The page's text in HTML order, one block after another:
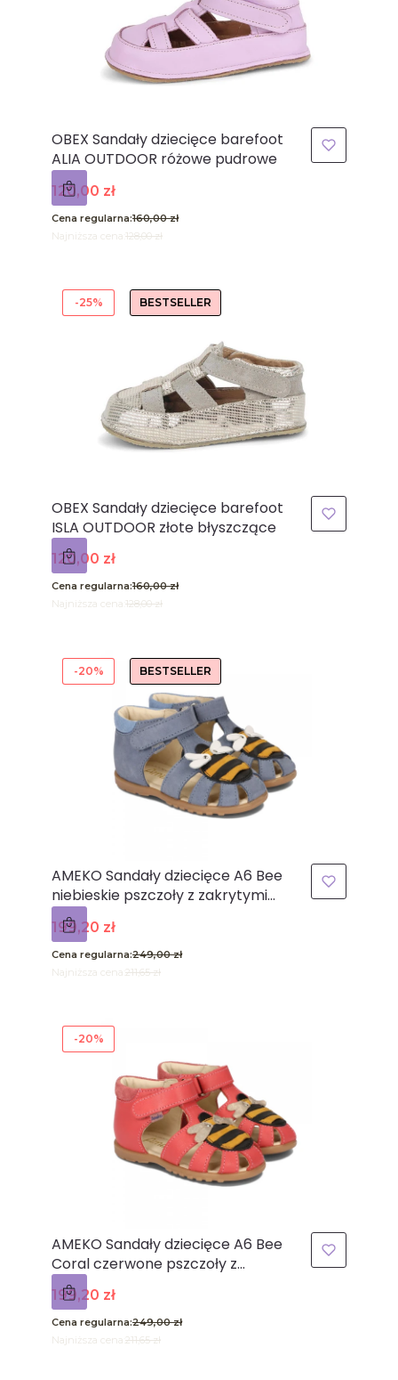
OBEX Sandały dziecięce barefoot
ALIA OUTDOOR różowe pudrowe
Cena promocyjna
120,00 zł
Cena regularna:160,00 zł
Najniższa cena: 128,00 zł
BESTSELLER
OBEX Sandały dziecięce barefoot
ISLA OUTDOOR złote błyszczące
Cena promocyjna
120,00 zł
Cena regularna:160,00 zł
-25%
Najniższa cena: 128,00 zł
BESTSELLER
AMEKO Sandały dziecięce A6 Bee
niebieskie pszczoły z zakrytymi
palcami
Cena promocyjna
199,20 zł
Cena regularna:249,00 zł
-20%
Najniższa cena: 211,65 zł
AMEKO Sandały dziecięce A6 Bee
Coral czerwone pszczoły z
zakrytymi palcami
Cena promocyjna
199,20 zł
Cena regularna:249,00 zł
-20%
Najniższa cena: 211,65 zł